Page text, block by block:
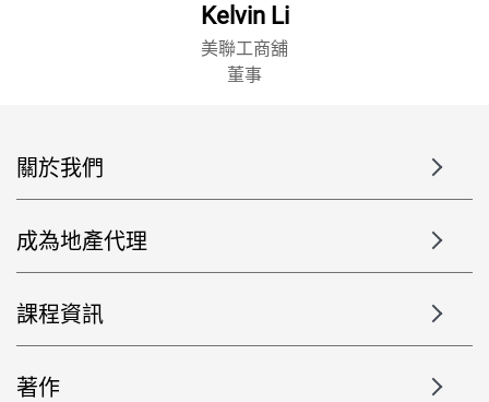
Kelvin Li
美聯工商舖
董事
關於我們
成為地產代理
課程資訊
著作